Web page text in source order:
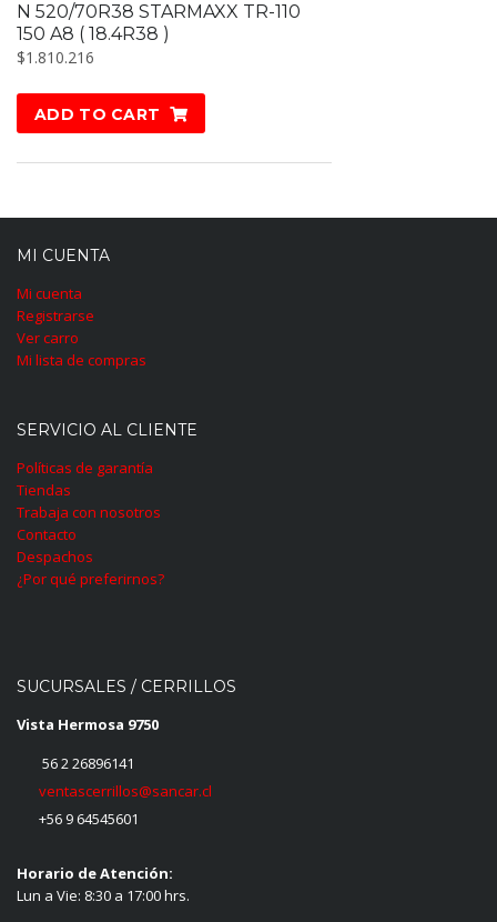
N 520/70R38 STARMAXX TR-110
150 A8 ( 18.4R38 )
$1.810.216
ADD TO CART
MI CUENTA
Mi cuenta
Registrarse
Ver carro
Mi lista de compras
SERVICIO AL CLIENTE
Políticas de garantía
Tiendas
Trabaja con nosotros
Contacto
Despachos
¿Por qué preferirnos?
SUCURSALES / CERRILLOS
Vista Hermosa 9750
56 2 26896141
ventascerrillos@sancar.cl
+56 9 64545601
Horario de Atención:
Lun a Vie: 8:30 a 17:00 hrs.